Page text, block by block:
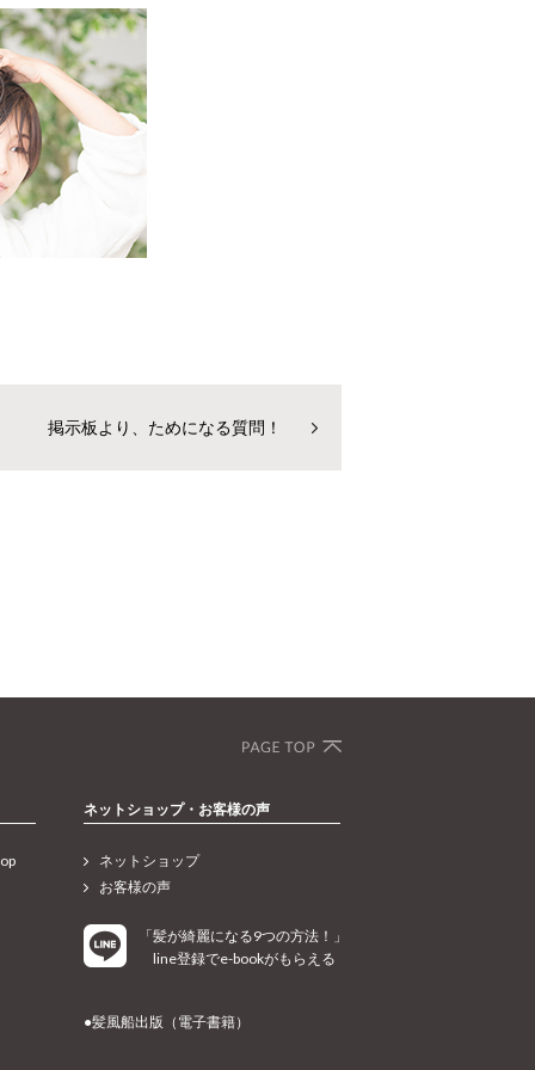
掲示板より、ためになる質問！
ネットショップ・お客様の声
ネットショップ
お客様の声
「髪が綺麗になる9つの方法！」
line登録でe-bookがもらえる
●髪風船出版（電子書籍）